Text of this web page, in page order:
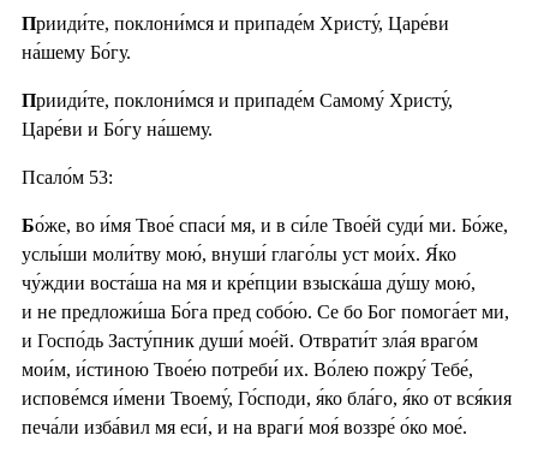
Прииди́те, поклони́мся и припаде́м Христу́, Царе́ви
на́шему Бо́гу.
Прииди́те, поклони́мся и припаде́м Самому́ Христу́,
Царе́ви и Бо́гу на́шему.
Псало́м 53:
Бо́же, во и́мя Твое́ спаси́ мя, и в си́ле Твое́й суди́ ми. Бо́же,
услы́ши моли́тву мою́, внуши́ глаго́лы уст мои́х. Я́ко
чу́ждии воста́ша на мя и кре́пции взыска́ша ду́шу мою́,
и не предложи́ша Бо́га пред собо́ю. Се бо Бог помога́ет ми,
и Госпо́дь Засту́пник души́ мое́й. Отврати́т зла́я враго́м
мои́м, и́стиною Твое́ю потреби́ их. Во́лею пожру́ Тебе́,
испове́мся и́мени Твоему́, Го́споди, я́ко бла́го, я́ко от вся́кия
печа́ли изба́вил мя еси́, и на враги́ моя́ воззре́ о́ко мое́.